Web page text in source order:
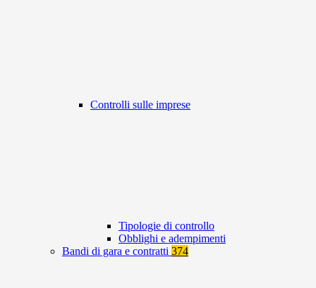
Controlli sulle imprese
Tipologie di controllo
Obblighi e adempimenti
Bandi di gara e contratti 374